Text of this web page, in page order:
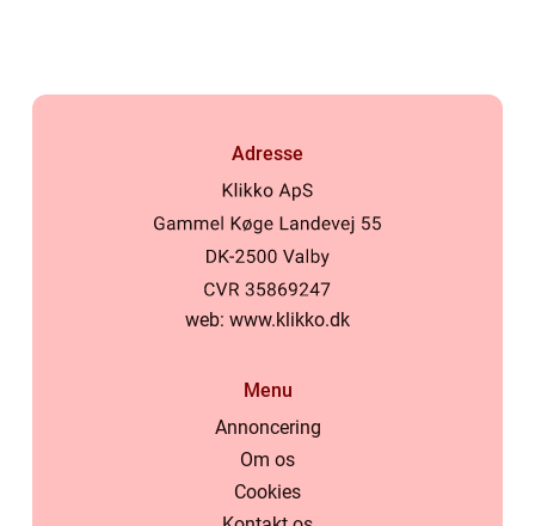
Adresse
web: www.klikko.dk
Menu
Annoncering
Om os
Cookies